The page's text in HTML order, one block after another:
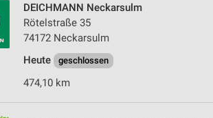
DEICHMANN Neckarsulm
Rötelstraße 35
74172 Neckarsulm
Heute
geschlossen
474,10 km